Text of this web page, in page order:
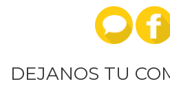
DEJANOS TU